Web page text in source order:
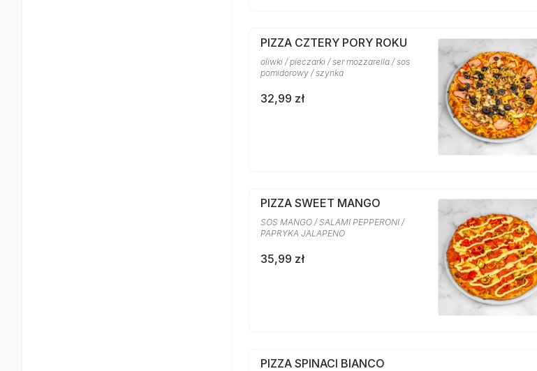
PIZZA CZTERY PORY ROKU
oliwki / pieczarki / ser mozzarella / sos
pomidorowy / szynka
32,99 zł
PIZZA SWEET MANGO
SOS MANGO / SALAMI PEPPERONI /
PAPRYKA JALAPENO
35,99 zł
PIZZA SPINACI BIANCO